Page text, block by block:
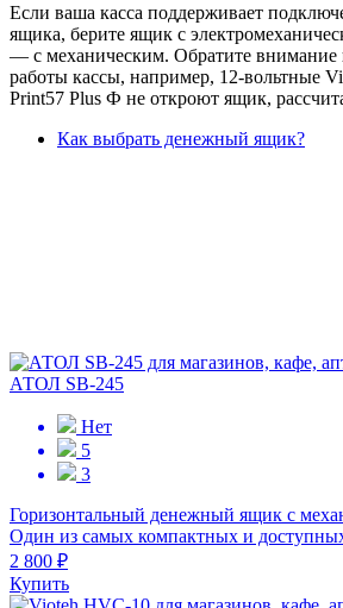
Если ваша касса поддерживает
ящика, берите ящик с
— с механическим. Обратите внимание
работы кассы, например, 12-вольтные
Print57 Plus Ф не откроют ящик,
Как выбрать денежный ящик?
АТОЛ SB-245
Нет
5
3
Горизонтальный денежный ящик с
Один из самых компактных и
2 800 ₽
Купить